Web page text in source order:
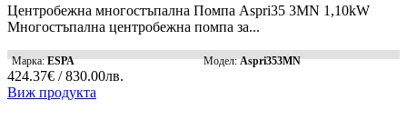
Центробежна многостъпална Помпа Aspri35 3MN 1,10kW
Многостъпална центробежна помпа за...
Марка:ESPA Модел:Aspri353MN
424.37€ / 830.00лв.
Виж продукта